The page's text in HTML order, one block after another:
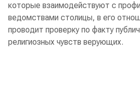
которые взаимодействуют с
ведомствами столицы, в его
проводит проверку по факту
религиозных чувств верующих.